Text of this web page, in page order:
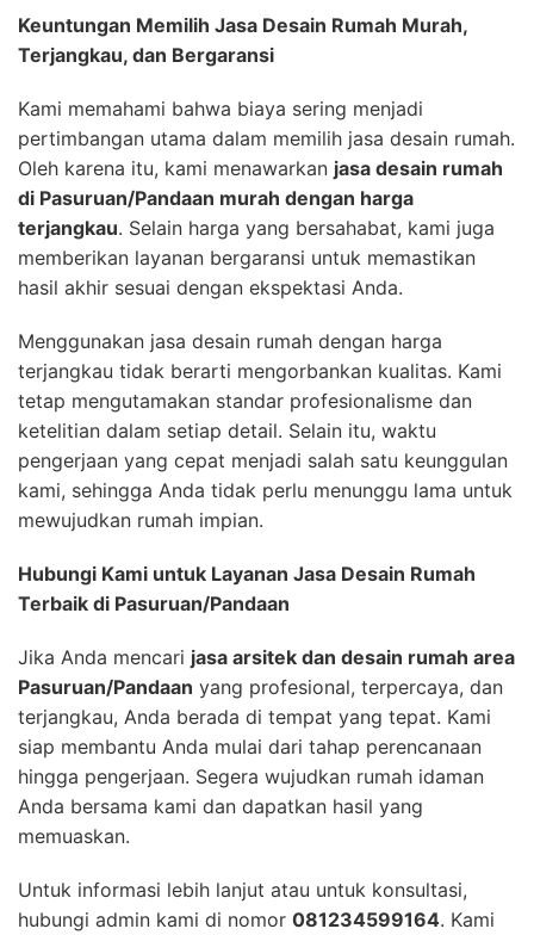
Keuntungan Memilih Jasa Desain Rumah Murah,
Terjangkau, dan Bergaransi
Kami memahami bahwa biaya sering menjadi
pertimbangan utama dalam memilih jasa desain rumah.
Oleh karena itu, kami menawarkan jasa desain rumah
di Pasuruan/Pandaan murah dengan harga
terjangkau. Selain harga yang bersahabat, kami juga
memberikan layanan bergaransi untuk memastikan
hasil akhir sesuai dengan ekspektasi Anda.
Menggunakan jasa desain rumah dengan harga
terjangkau tidak berarti mengorbankan kualitas. Kami
tetap mengutamakan standar profesionalisme dan
ketelitian dalam setiap detail. Selain itu, waktu
pengerjaan yang cepat menjadi salah satu keunggulan
kami, sehingga Anda tidak perlu menunggu lama untuk
mewujudkan rumah impian.
Hubungi Kami untuk Layanan Jasa Desain Rumah
Terbaik di Pasuruan/Pandaan
Jika Anda mencari jasa arsitek dan desain rumah area
Pasuruan/Pandaan yang profesional, terpercaya, dan
terjangkau, Anda berada di tempat yang tepat. Kami
siap membantu Anda mulai dari tahap perencanaan
hingga pengerjaan. Segera wujudkan rumah idaman
Anda bersama kami dan dapatkan hasil yang
memuaskan.
Untuk informasi lebih lanjut atau untuk konsultasi,
hubungi admin kami di nomor 081234599164. Kami